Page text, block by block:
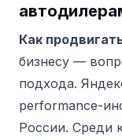
Как
бизнесу —
подхода.
performance-
России. Среди